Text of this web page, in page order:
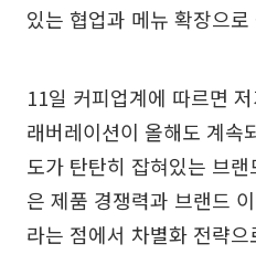
있는 협업과 메뉴 확장으
11일 커피업계에 따르면
래버레이션이 올해도 계속
도가 탄탄히 잡혀있는 브
은 제품 경쟁력과 브랜드
라는 점에서 차별화 전략